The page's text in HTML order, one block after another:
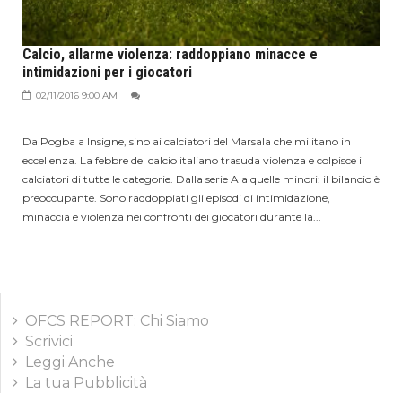
Calcio, allarme violenza: raddoppiano minacce e
intimidazioni per i giocatori
02/11/2016 9:00 AM
Da Pogba a Insigne, sino ai calciatori del Marsala che militano in
eccellenza. La febbre del calcio italiano trasuda violenza e colpisce i
calciatori di tutte le categorie. Dalla serie A a quelle minori: il bilancio è
preoccupante. Sono raddoppiati gli episodi di intimidazione,
minaccia e violenza nei confronti dei giocatori durante la...
OFCS REPORT: Chi Siamo
Scrivici
Leggi Anche
La tua Pubblicità